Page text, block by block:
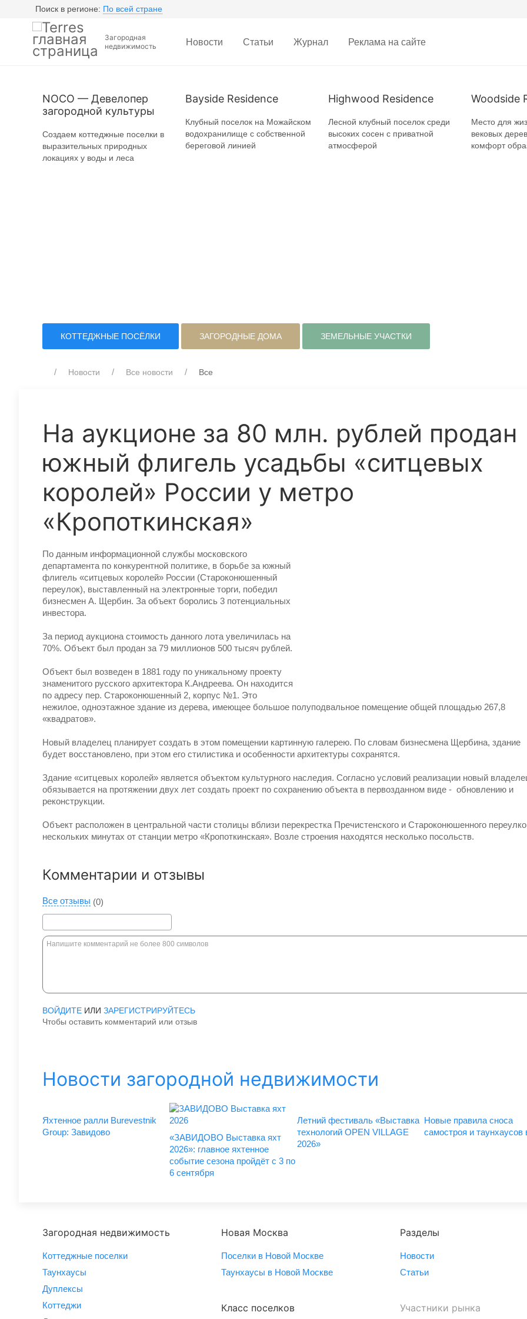
Поиск в регионе: По всей стране
Загородная
недвижимость
Новости Статьи Журнал Реклама на сайте
NOCO — Девелопер
загородной культуры
Создаем коттеджные поселки в
выразительных природных
локациях у воды и леса
Bayside Residence
Клубный поселок на Можайском
водохранилище с собственной
береговой линией
Highwood Residence
Лесной клубный поселок среди
высоких сосен с приватной
атмосферой
Woodside
Место для
вековых
комфорт
КОТТЕДЖНЫЕ ПОСЁЛКИ ЗАГОРОДНЫЕ ДОМА ЗЕМЕЛЬНЫЕ УЧАСТКИ
Новости Все новости Все
На аукционе за 80 млн. рублей продан
южный флигель усадьбы «ситцевых
королей» России у метро
«Кропоткинская»
По данным информационной службы московского
департамента по конкурентной политике, в борьбе за южный
флигель «ситцевых королей» России (Староконюшенный
переулок), выставленный на электронные торги, победил
бизнесмен А. Щербин. За объект боролись 3 потенциальных
инвестора.
За период аукциона стоимость данного лота увеличилась на
70%. Объект был продан за 79 миллионов 500 тысяч рублей.
Объект был возведен в 1881 году по уникальному проекту
знаменитого русского архитектора К.Андреева. Он находится
по адресу пер. Староконюшенный 2, корпус №1. Это
нежилое, одноэтажное здание из дерева, имеющее большое полуподвальное помещение общей площадью 267,8
«квадратов».
Новый владелец планирует создать в этом помещении картинную галерею. По словам бизнесмена Щербина, здание
будет восстановлено, при этом его стилистика и особенности архитектуры сохранятся.
Здание «ситцевых королей» является объектом культурного наследия. Согласно условий реализации новый
обязывается на протяжении двух лет создать проект по сохранению объекта в первозданном виде - обновлению и
реконструкции.
Объект расположен в центральной части столицы вблизи перекрестка Пречистенского и Староконюшенного
нескольких минутах от станции метро «Кропоткинская». Возле строения находятся несколько посольств.
Комментарии и отзывы
Все отзывы (0)
ВОЙДИТЕ ИЛИ ЗАРЕГИСТРИРУЙТЕСЬ
Чтобы оставить комментарий или отзыв
Новости загородной недвижимости
Яхтенное ралли Burevestnik
Group: Завидово
«ЗАВИДОВО Выставка яхт
2026»: главное яхтенное
событие сезона пройдёт с 3 по
6 сентября
Летний фестиваль «Выставка
технологий OPEN VILLAGE
2026»
Новые правила сноса
самостроя и
Загородная недвижимость
Коттеджные поселки
Таунхаусы
Дуплексы
Коттеджи
Новая Москва
Поселки в Новой Москве
Таунхаусы в Новой Москве
Класс поселков
Разделы
Новости
Статьи
Участники рынка